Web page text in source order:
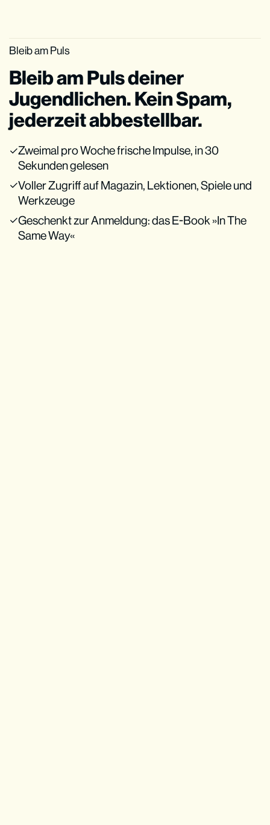
Bleib am Puls
Bleib am Puls deiner
Jugendlichen. Kein Spam,
jederzeit abbestellbar.
Zweimal pro Woche frische Impulse, in 30
Sekunden gelesen
Voller Zugriff auf Magazin, Lektionen, Spiele und
Werkzeuge
Geschenkt zur Anmeldung: das E-Book »In The
Same Way«